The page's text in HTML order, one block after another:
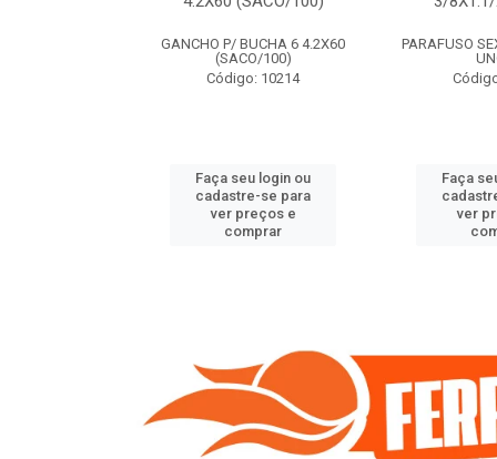
GANCHO P/ BUCHA 6 4.2X60
(SACO/100)
Código: 10214
Faça seu login ou
cadastre-se para
ver preços e
comprar
PARAFUSO
Faça
ver